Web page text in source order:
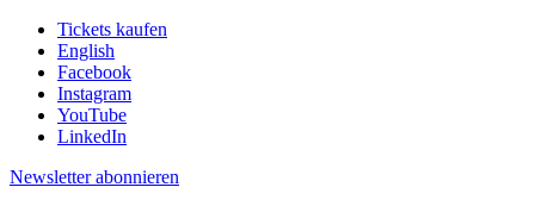
Tickets kaufen
English
Facebook
Instagram
YouTube
LinkedIn
Newsletter abonnieren